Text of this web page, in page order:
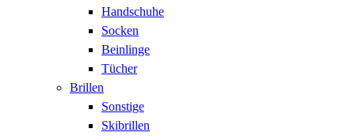
Handschuhe
Socken
Beinlinge
Tücher
Brillen
Sonstige
Skibrillen